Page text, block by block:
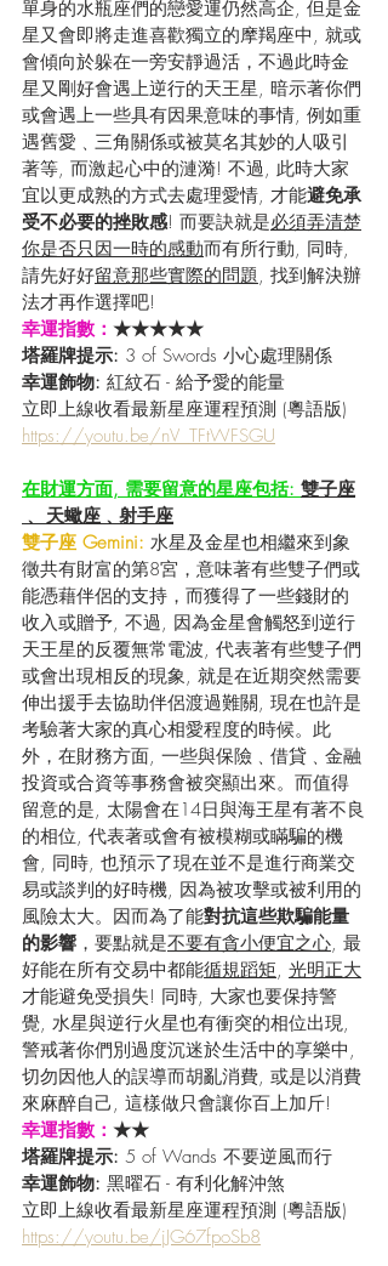
單身的水瓶座們的戀愛運仍然高企, 但是金
星又會即將走進喜歡獨立的摩羯座中, 就或
會傾向於躲在一旁安靜過活，不過此時金
星又剛好會遇上逆行的天王星, 暗示著你們
或會遇上一些具有因果意味的事情, 例如重
遇舊愛﹑三角關係或被莫名其妙的人吸引
著等, 而激起心中的漣漪! 不過, 此時大家
宜以更成熟的方式去處理愛情, 才能避免承
受不必要的挫敗感! 而要訣就是必須弄清楚
你是否只因一時的感動而有所行動, 同時,
請先好好留意那些實際的問題, 找到解決辦
法才再作選擇吧!
幸運指數： ★★★★★
塔羅牌提示: 3 of Swords 小心處理關係
幸運飾物: 紅紋石 - 給予愛的能量
立即上線收看最新星座運程預測 (粵語版)
https://youtu.be/nV_TFtWFSGU
在財運方面, 需要留意的星座包括: 雙子座
﹑ 天蠍座﹑射手座
雙子座 Gemini: 水星及金星也相繼來到象
徵共有財富的第8宮，意味著有些雙子們或
能憑藉伴侶的支持，而獲得了一些錢財的
收入或贈予, 不過, 因為金星會觸怒到逆行
天王星的反覆無常電波, 代表著有些雙子們
或會出現相反的現象, 就是在近期突然需要
伸出援手去協助伴侶渡過難關, 現在也許是
考驗著大家的真心相愛程度的時候。此
外，在財務方面, 一些與保險﹑借貸﹑金融
投資或合資等事務會被突顯出來。而值得
留意的是, 太陽會在14日與海王星有著不良
的相位, 代表著或會有被模糊或瞞騙的機
會, 同時, 也預示了現在並不是進行商業交
易或談判的好時機, 因為被攻擊或被利用的
風險太大。因而為了能對抗這些欺騙能量
的影響 ，要點就是不要有貪小便宜之心, 最
好能在所有交易中都能循規蹈矩, 光明正大
才能避免受損失! 同時, 大家也要保持警
覺, 水星與逆行火星也有衝突的相位出現,
警戒著你們別過度沉迷於生活中的享樂中,
切勿因他人的誤導而胡亂消費, 或是以消費
來麻醉自己, 這樣做只會讓你百上加斤!
幸運指數： ★★
塔羅牌提示: 5 of Wands 不要逆風而行
幸運飾物: 黑曜石 - 有利化解沖煞
立即上線收看最新星座運程預測 (粵語版)
https://youtu.be/jJG67fpoSb8